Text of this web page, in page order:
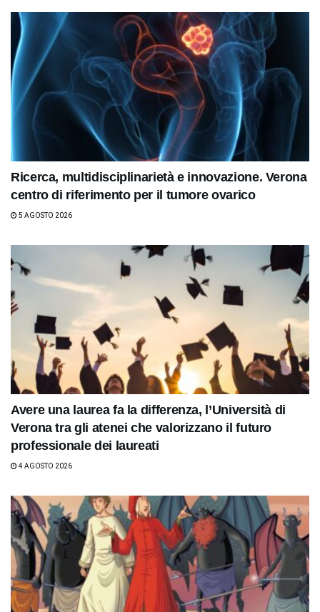
Ricerca, multidisciplinarietà e innovazione. Verona
centro di riferimento per il tumore ovarico
5 AGOSTO 2026
Avere una laurea fa la differenza, l’Università di
Verona tra gli atenei che valorizzano il futuro
professionale dei laureati
4 AGOSTO 2026